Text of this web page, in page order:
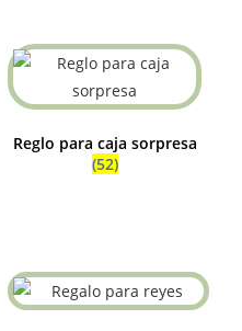
Reglo para caja sorpresa
(52)